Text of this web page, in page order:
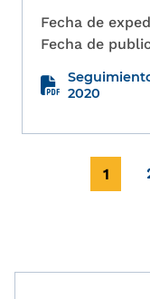
Fecha de
Fecha de
2020
Paginación
1